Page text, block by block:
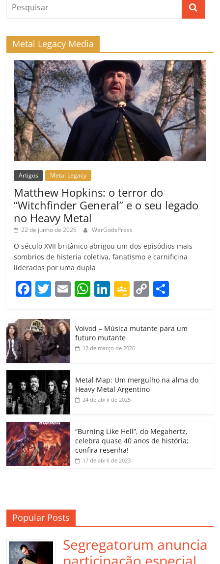
Metal Legacy Media
Artigos Metal Legacy
Matthew Hopkins: o terror do
“Witchfinder General” e o seu legado
no Heavy Metal
22 de junho de 2026 WarGodsPress
O século XVII britânico abrigou um dos episódios mais
sombrios de histeria coletiva, fanatismo e carnificina
liderados por uma dupla
F
c
e
b
o
o
k
T
itt
er
E
ai
W
at
s
A
p
Li
k
e
dI
G
gl
e
a
ss
o
m
C
y
k
p
h
Voivod – Música mutante para um
futuro mutante
12 de março de 2026
Metal Map: Um mergulho na alma do
Heavy Metal Argentino
24 de abril de 2025
“Burning Like Hell”, do Megahertz,
celebra quase 40 anos de história;
confira resenha!
17 de abril de 2023
Popular Posts
Segregatorum anuncia